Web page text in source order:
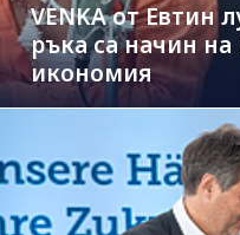
VENKA от Евтин
ръка са начин
икономия